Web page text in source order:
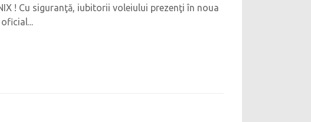
! Cu siguranţă, iubitorii voleiului prezenţi în noua